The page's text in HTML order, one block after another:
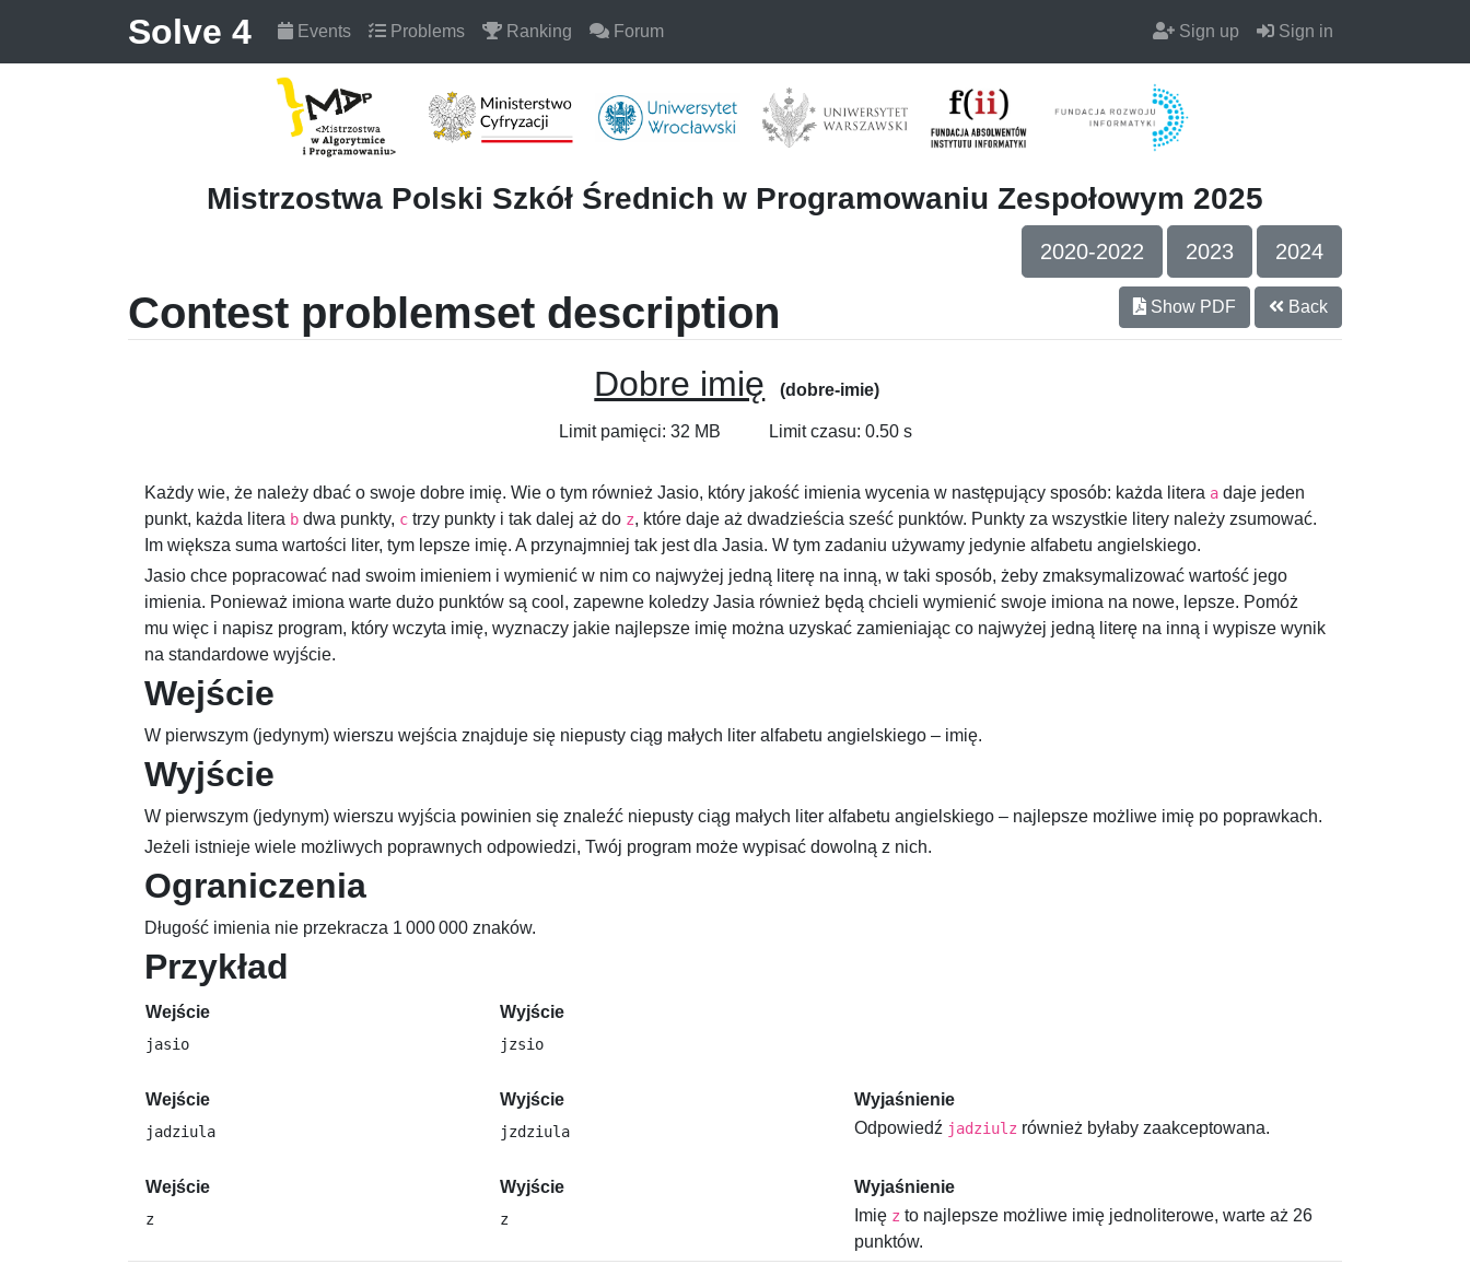
Solve 4 Events Problems Ranking Forum Sign up Sign in
Mistrzostwa Polski Szkół Średnich w Programowaniu Zespołowym 2025
2020-2022 2023 2024
Contest problemset description Show PDF Back
Dobre imię (dobre-imie)
Limit pamięci: 32 MB Limit czasu: 0.50 s
Każdy wie, że należy dbać o swoje dobre imię. Wie o tym również Jasio, który jakość imienia wycenia w następujący sposób: każda litera a daje jeden
punkt, każda litera b dwa punkty, c trzy punkty i tak dalej aż do z, które daje aż dwadzieścia sześć punktów. Punkty za wszystkie litery należy zsumować.
Im większa suma wartości liter, tym lepsze imię. A przynajmniej tak jest dla Jasia. W tym zadaniu używamy jedynie alfabetu angielskiego.
Jasio chce popracować nad swoim imieniem i wymienić w nim co najwyżej jedną literę na inną, w taki sposób, żeby zmaksymalizować wartość jego
imienia. Ponieważ imiona warte dużo punktów są cool, zapewne koledzy Jasia również będą chcieli wymienić swoje imiona na nowe, lepsze. Pomóż
mu więc i napisz program, który wczyta imię, wyznaczy jakie najlepsze imię można uzyskać zamieniając co najwyżej jedną literę na inną i wypisze wynik
na standardowe wyjście.
Wejście
W pierwszym (jedynym) wierszu wejścia znajduje się niepusty ciąg małych liter alfabetu angielskiego – imię.
Wyjście
W pierwszym (jedynym) wierszu wyjścia powinien się znaleźć niepusty ciąg małych liter alfabetu angielskiego – najlepsze możliwe imię po poprawkach.
Jeżeli istnieje wiele możliwych poprawnych odpowiedzi, Twój program może wypisać dowolną z nich.
Ograniczenia
Długość imienia nie przekracza 1 000 000 znaków.
Przykład
Wejście Wyjście
Wejście Wyjście Wyjaśnienie
Odpowiedź jadziulz również byłaby zaakceptowana.
Wejście Wyjście Wyjaśnienie
Imię z to najlepsze możliwe imię jednoliterowe, warte aż 26
punktów.